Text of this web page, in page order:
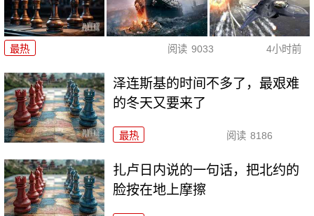
最热 阅读 9033 4小时前
泽连斯基的时间不多了，最艰难
的冬天又要来了
最热 阅读 8186
扎卢日内说的一句话，把北约的
脸按在地上摩擦